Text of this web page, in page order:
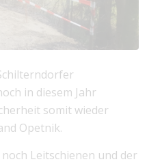
in diesem Jahr
somit wieder
Opetnik.
Leitschienen und der